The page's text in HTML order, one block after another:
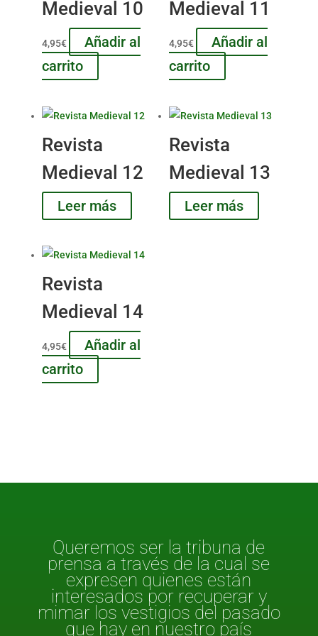
Medieval 10
4,95€
Añadir al
carrito
Medieval 11
4,95€
Añadir al
carrito
Revista
Medieval 12
Leer más
Revista
Medieval 13
Leer más
Revista
Medieval 14
4,95€
Añadir al
carrito
Queremos ser la tribuna de
prensa a través de la cual se
expresen quienes están
interesados por recuperar y
mimar los vestigios del pasado
que hay en nuestro país